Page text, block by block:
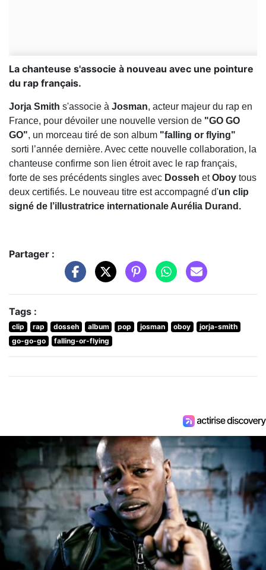
La chanteuse s'associe à nouveau avec une pointure
du rap français.
Jorja Smith s'associe à Josman, acteur majeur du rap en
France, pour dévoiler une nouvelle version de "GO GO
GO", un morceau tiré de son album "falling or flying"
sorti l’année dernière. Avec cette nouvelle collaboration, la
chanteuse confirme son lien étroit avec le rap français,
forte de ses précédents singles avec Dosseh etOboy tous
deux certifiés. Le nouveau titre est accompagné d'un clip
signé de l’illustratrice internationale Aurélia Durand.
Partager :
Tags :
clip rap dosseh album pop josman oboy
jorja-smith
go-go-go
falling-or-flying